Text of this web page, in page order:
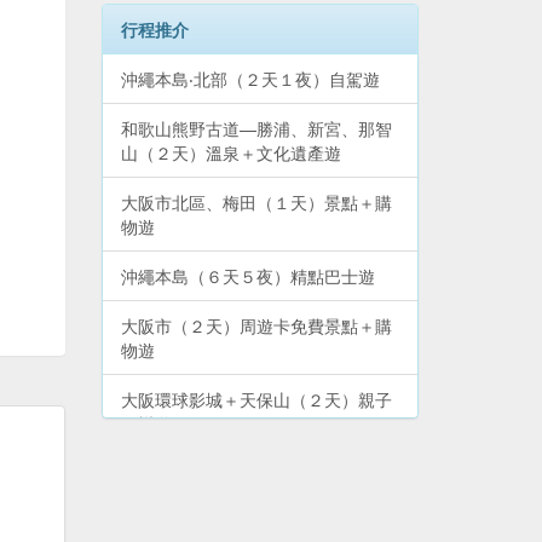
行程推介
沖繩本島‧北部（２天１夜）自駕遊
和歌山熊野古道—勝浦、新宮、那智
山（２天）溫泉＋文化遺產遊
大阪市北區、梅田（１天）景點＋購
物遊
沖繩本島（６天５夜）精點巴士遊
大阪市（２天）周遊卡免費景點＋購
物遊
大阪環球影城＋天保山（２天）親子
玩樂遊